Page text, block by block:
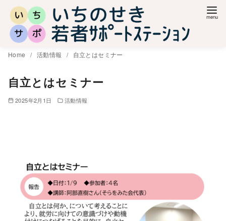
Home 活動情報 自立とはセミナー
自立とはセミナー
2025年2月1日 活動情報